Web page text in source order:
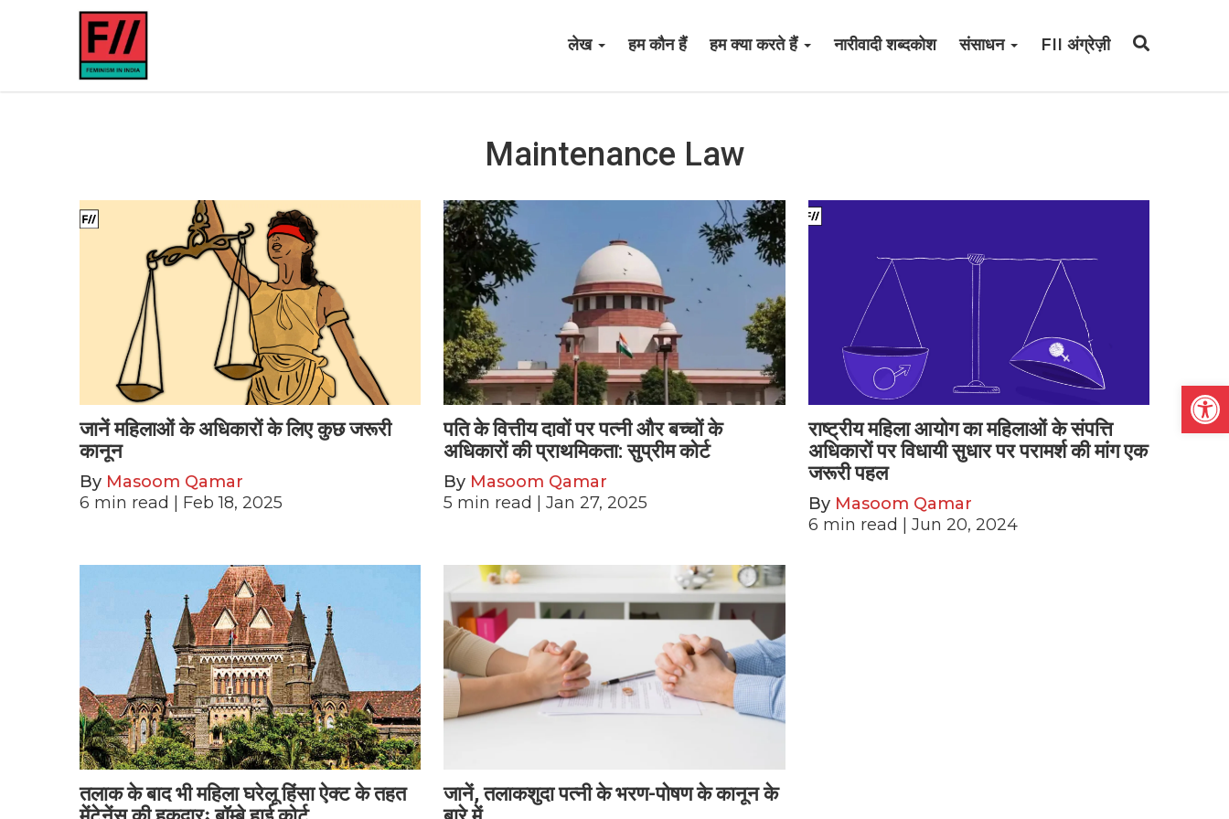
लेख हम कौन हैं हम क्या करते हैं नारीवादी शब्दकोश संसाधन FII अंग्रेज़ी
Maintenance Law
जानें महिलाओं के अधिकारों के लिए कुछ जरूरी
कानून
By Masoom Qamar
6 min read | Feb 18, 2025
पति के वित्तीय दावों पर पत्नी और बच्चों के
अधिकारों की प्राथमिकता: सुप्रीम कोर्ट
By Masoom Qamar
5 min read | Jan 27, 2025
राष्ट्रीय महिला आयोग का महिलाओं के संपत्ति
अधिकारों पर विधायी सुधार पर परामर्श की मांग एक
जरूरी पहल
By Masoom Qamar
6 min read | Jun 20, 2024
तलाक के बाद भी महिला घरेलू हिंसा ऐक्ट के तहत
जानें, तलाकशुदा पत्नी के भरण-पोषण के कानून के